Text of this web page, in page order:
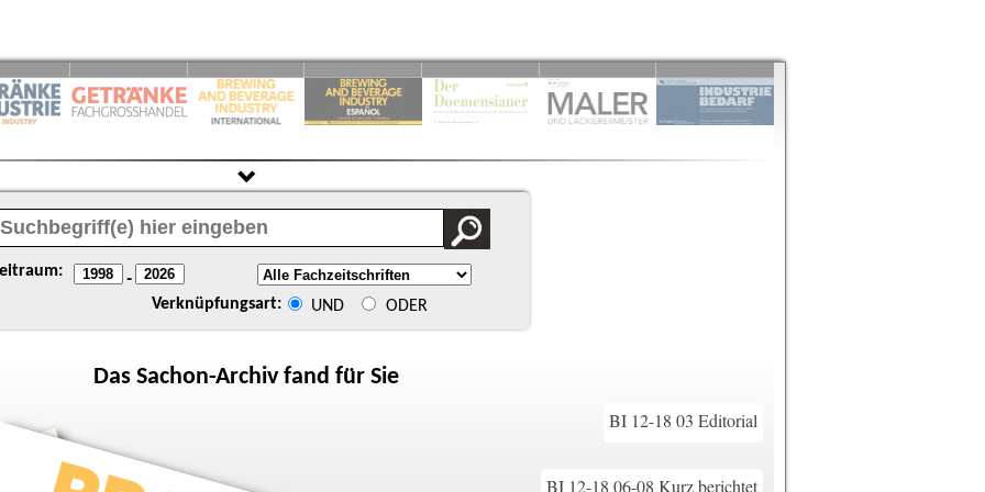
-
Verknüpfungsart: UND ODER
Das Sachon-Archiv fand für Sie
BI 12-18 03 Editorial
BI 12-18 06-08 Kurz berichtet